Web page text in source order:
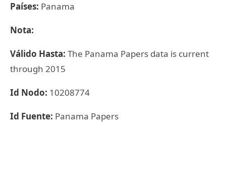
Países: Panama
Nota:
Válido Hasta: The Panama Papers data is current
through 2015
Id Nodo: 10208774
Id Fuente: Panama Papers